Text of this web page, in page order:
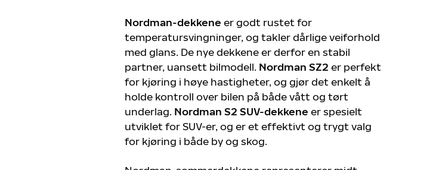
Nordman-dekkene er godt rustet for
temperatursvingninger, og takler dårlige veiforhold
med glans. De nye dekkene er derfor en stabil
partner, uansett bilmodell. Nordman SZ2 er perfekt
for kjøring i høye hastigheter, og gjør det enkelt å
holde kontroll over bilen på både vått og tørt
underlag. Nordman S2 SUV-dekkene er spesielt
utviklet for SUV-er, og er et effektivt og trygt valg
for kjøring i både by og skog.